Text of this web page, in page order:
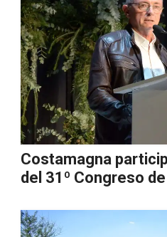
Costamagna
del 31º Congreso